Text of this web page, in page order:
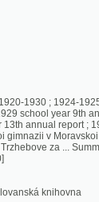
; 1924-1925 school
report ; 1933-
v Moravskoi
za ... Summary:
knihovna